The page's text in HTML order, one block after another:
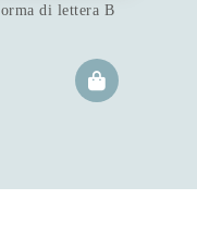
di lettera B